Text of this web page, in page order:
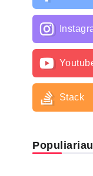
Stack